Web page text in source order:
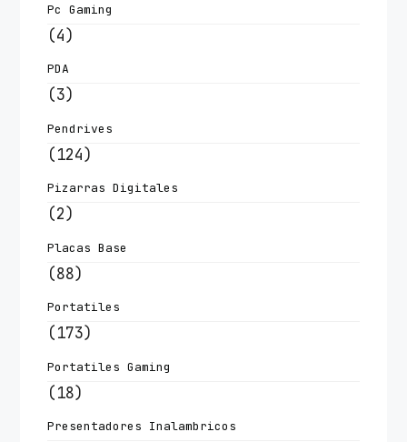
Pc Gaming
(4)
PDA
(3)
Pendrives
(124)
Pizarras Digitales
(2)
Placas Base
(88)
Portatiles
(173)
Portatiles Gaming
(18)
Presentadores Inalambricos